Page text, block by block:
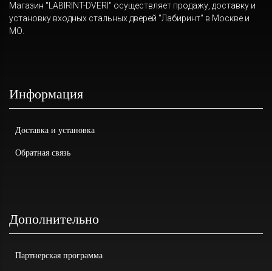
Магазин "LABIRINT-DVERI" осуществляет продажу, доставку и
установку входных стальных дверей "Лабиринт" в Москве и
МО.
Информация
Доставка и установка
Обратная связь
Дополнительно
Партнерская программа